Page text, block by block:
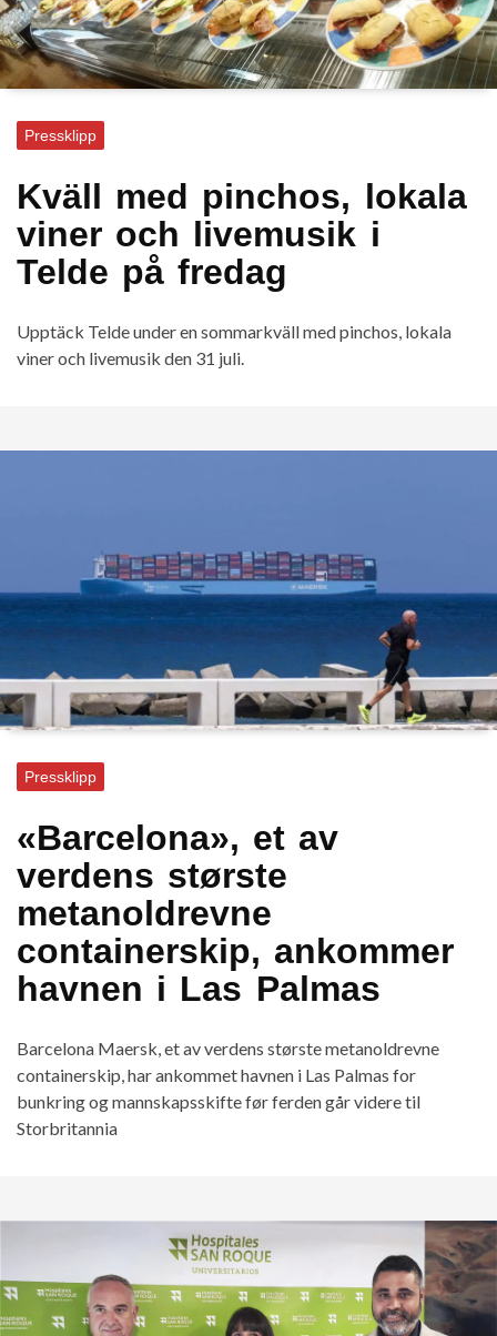
Pressklipp
Kväll med pinchos, lokala
viner och livemusik i
Telde på fredag
Upptäck Telde under en sommarkväll med pinchos, lokala
viner och livemusik den 31 juli.
Pressklipp
«Barcelona», et av
verdens største
metanoldrevne
containerskip, ankommer
havnen i Las Palmas
Barcelona Maersk, et av verdens største metanoldrevne
containerskip, har ankommet havnen i Las Palmas for
bunkring og mannskapsskifte før ferden går videre til
Storbritannia